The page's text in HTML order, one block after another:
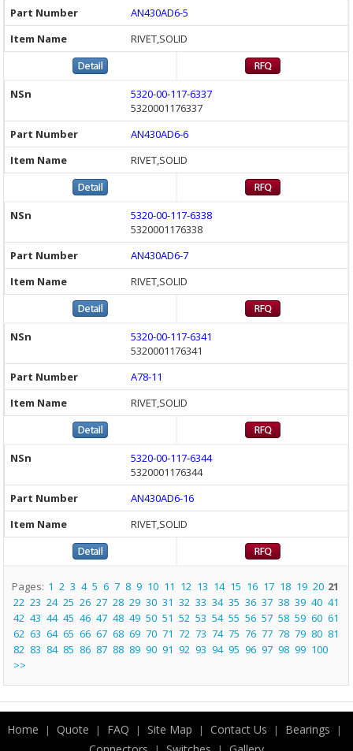
AN430AD6-5
RIVET,SOLID
5320-00-117-6337
5320001176337
AN430AD6-6
RIVET,SOLID
5320-00-117-6338
5320001176338
AN430AD6-7
RIVET,SOLID
5320-00-117-6341
5320001176341
A78-11
RIVET,SOLID
5320-00-117-6344
5320001176344
AN430AD6-16
RIVET,SOLID
Pages: 1 2 3 4 5 6 7 8 9 10 11 12 13 14 15 16 17 18 19 20 21
22 23 24 25 26 27 28 29 30 31 32 33 34 35 36 37 38 39 40 41
42 43 44 45 46 47 48 49 50 51 52 53 54 55 56 57 58 59 60 61
62 63 64 65 66 67 68 69 70 71 72 73 74 75 76 77 78 79 80 81
82 83 84 85 86 87 88 89 90 91 92 93 94 95 96 97 98 99 100
>>
Home | Quote | FAQ | Site Map | Contact Us | Bearings |